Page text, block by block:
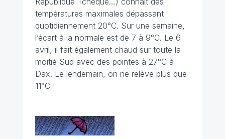
températures maximales dépassant
quotidiennement 20°C. Sur une semaine,
l’écart à la normale est de 7 à 9°C. Le 6
avril, il fait également chaud sur toute la
moitié Sud avec des pointes à 27°C à
Dax. Le lendemain, on ne relève plus que
11°C !